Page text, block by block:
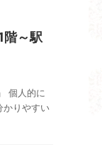
階～駅
個人的に
かりやすい